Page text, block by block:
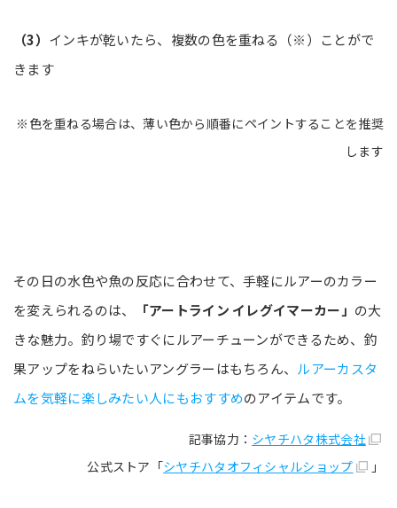
（3） インキが乾いたら、複数の色を重ねる（※）ことがで
きます
※色を重ねる場合は、薄い色から順番にペイントすることを推奨
します
その日の水色や魚の反応に合わせて、手軽にルアーのカラー
を変えられるのは、
「アートライン イレグイマーカー」 の大
きな魅力。釣り場ですぐにルアーチューンができるため、釣
果アップをねらいたいアングラーはもちろん、 ルアーカスタ
ムを気軽に楽しみたい人にもおすすめのアイテムです。
記事協力： シヤチハタ株式会社
公式ストア「シヤチハタオフィシャルショップ 」